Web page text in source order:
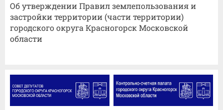
Об утверждении Правил землепользования и
застройки территории (части территории)
городского округа Красногорск Московской
области